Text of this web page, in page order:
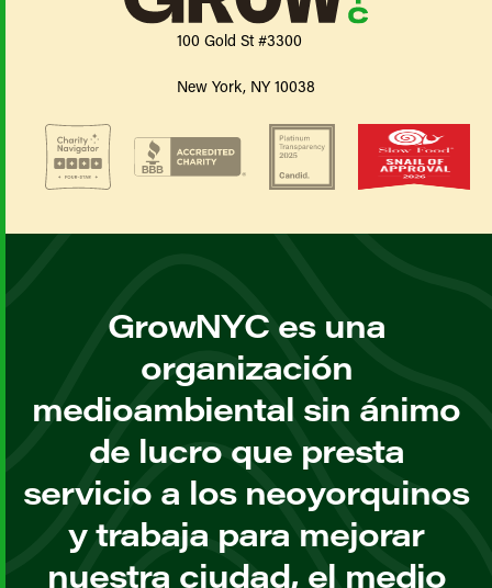
100 Gold St #3300
New York, NY 10038
GrowNYC es una
organización
medioambiental sin ánimo
de lucro que presta
servicio a los neoyorquinos
y trabaja para mejorar
nuestra ciudad, el medio